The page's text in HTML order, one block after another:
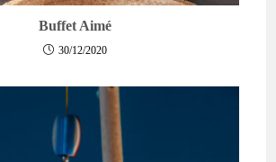
Buffet Aimé
30/12/2020